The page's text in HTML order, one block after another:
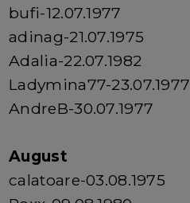
bufi-12.07.1977
adinag-21.07.1975
Adalia-22.07.1982
Ladymina77-23.07.1977
AndreB-30.07.1977
August
calatoare-03.08.1975